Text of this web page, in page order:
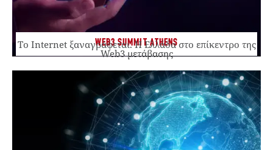
WEB3 SUMMIT ATHENS
Το Internet ξαναγράφεται. Η Ελλάδα στο επίκεντρο της
Web3 μετάβασης